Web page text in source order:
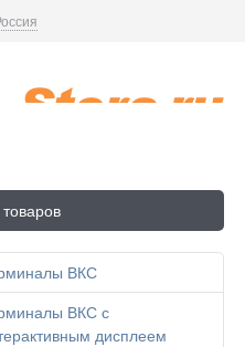
ВКС
ВКС с
дисплеем